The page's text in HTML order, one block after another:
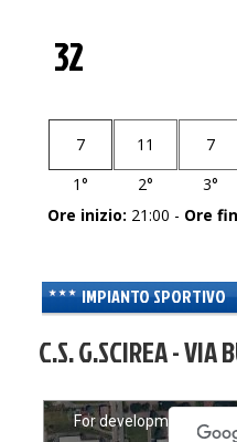
32
7 11 7
1°
2° 3°
Ore inizio: 21:00 - Ore
IMPIANTO SPORTIVO
C.S. G.SCIREA - VIA
For development